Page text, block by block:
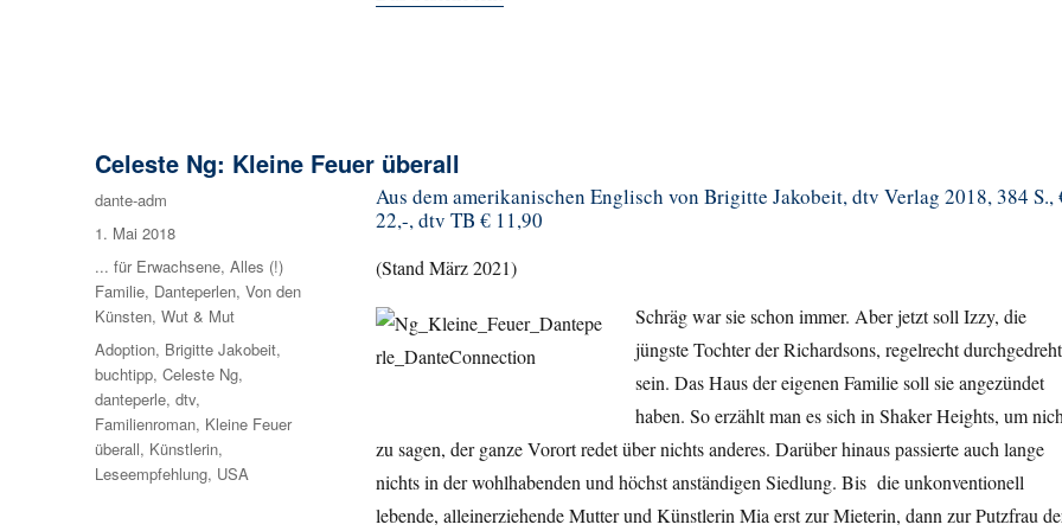
Celeste Ng: Kleine Feuer überall
Aus dem amerikanischen Englisch von Brigitte Jakobeit, dtv Verlag 2018, 384 S.,
22,-, dtv TB € 11,90
(Stand März 2021)
Schräg war sie schon immer. Aber jetzt soll Izzy, die
jüngste Tochter der Richardsons, regelrecht durchgedreht
sein. Das Haus der eigenen Familie soll sie angezündet
haben. So erzählt man es sich in Shaker Heights, um
zu sagen, der ganze Vorort redet über nichts anderes. Darüber hinaus passierte auch lange
nichts in der wohlhabenden und höchst anständigen Siedlung. Bis die unkonventionell
lebende, alleinerziehende Mutter und Künstlerin Mia erst zur Mieterin, dann zur Putzfrau
Autor
dante-adm
Veröffentlicht
am
1. Mai 2018
Kategorien
... für Erwachsene,Alles (!)
Familie, Danteperlen,Von den
Künsten,Wut & Mut
Schlagwörter
Adoption, Brigitte Jakobeit,
buchtipp,Celeste Ng,
danteperle,dtv,
Familienroman, Kleine Feuer
überall, Künstlerin,
Leseempfehlung, USA